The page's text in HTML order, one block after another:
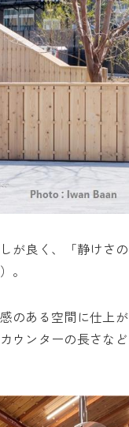
が良く、「静けさの
。
のある空間に仕上が
ウンターの長さなど